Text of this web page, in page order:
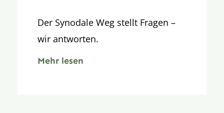
Der Synodale Weg stellt Fragen –
wir antworten.
Mehr lesen